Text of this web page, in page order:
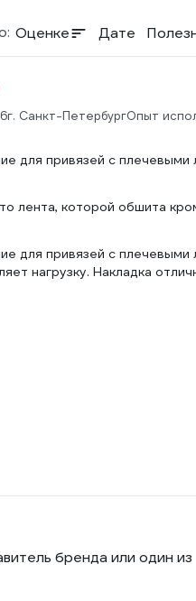
Оценке Дате
г. Санкт-ПетербургОпыт
для привязей с плечевыми
лента, которой обшита
для привязей с плечевыми
нагрузку. Накладка
бренда или один из